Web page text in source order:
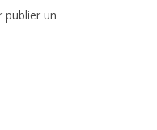
un